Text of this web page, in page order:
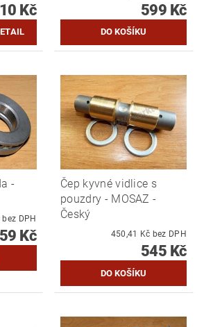
Kč 599 Kč
-
461,98 Kč bez DPH
Kč
Čep kyvné vidlice s
pouzdry - MOSAZ -
Český
450,41 Kč bez DPH
545 Kč